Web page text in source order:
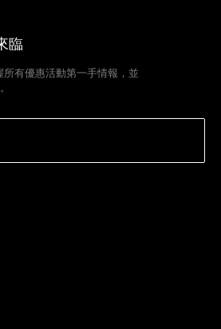
臨
有優惠活動第一手情報，並